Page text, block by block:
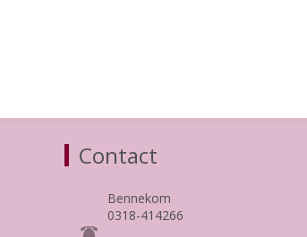
Contact
Bennekom
0318-414266